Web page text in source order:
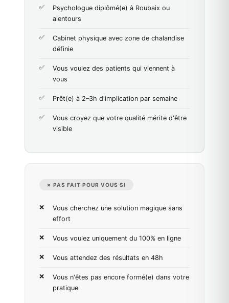
Psychologue diplômé(e) à Roubaix ou
alentours
Cabinet physique avec zone de chalandise
définie
Vous voulez des patients qui viennent à
vous
Prêt(e) à 2–3h d'implication par semaine
Vous croyez que votre qualité mérite d'être
visible
✗ PAS FAIT POUR VOUS SI
Vous cherchez une solution magique sans
effort
Vous voulez uniquement du 100% en ligne
Vous attendez des résultats en 48h
Vous n'êtes pas encore formé(e) dans votre
pratique